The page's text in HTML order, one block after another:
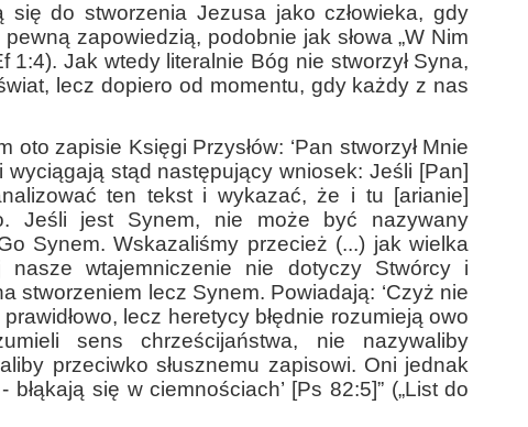
się do stworzenia Jezusa jako człowieka, gdy
zapowiedzią, podobnie jak słowa „W Nim
1:4). Jak wtedy literalnie Bóg nie stworzył Syna,
lecz dopiero od momentu, gdy każdy z nas
zapisie Księgi Przysłów: ‘Pan stworzył Mnie
wyciągają stąd następujący wniosek: Jeśli [Pan]
ten tekst i wykazać, że i tu [arianie]
Jeśli jest Synem, nie może być nazywany
Synem. Wskazaliśmy przecież (...) jak wielka
wtajemniczenie nie dotyczy Stwórcy i
stworzeniem lecz Synem. Powiadają: ‘Czyż nie
lecz heretycy błędnie rozumieją owo
sens chrześcijaństwa, nie nazywaliby
przeciwko słusznemu zapisowi. Oni jednak
się w ciemnościach’ [Ps 82:5]” („List do